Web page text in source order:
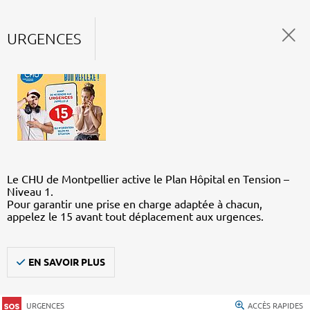
URGENCES
Le CHU de Montpellier active le Plan Hôpital en Tension –
Niveau 1.
Pour garantir une prise en charge adaptée à chacun,
appelez le 15 avant tout déplacement aux urgences.
EN SAVOIR PLUS
URGENCES ACCÈS RAPIDES